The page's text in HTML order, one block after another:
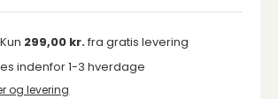
299,00 kr.fra gratis levering
indenfor 1-3 hverdage
og levering